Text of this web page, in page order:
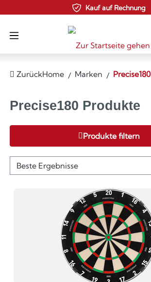
Zum Hauptinhalt springenKauf auf Rechnung
ZurückHome Marken Precise180
Precise180 Produkte
Produkte filtern